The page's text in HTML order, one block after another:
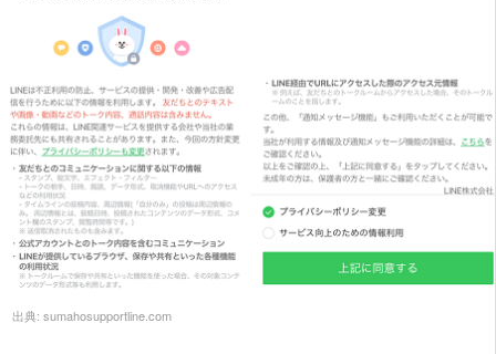
出典: sumahosupportline.com